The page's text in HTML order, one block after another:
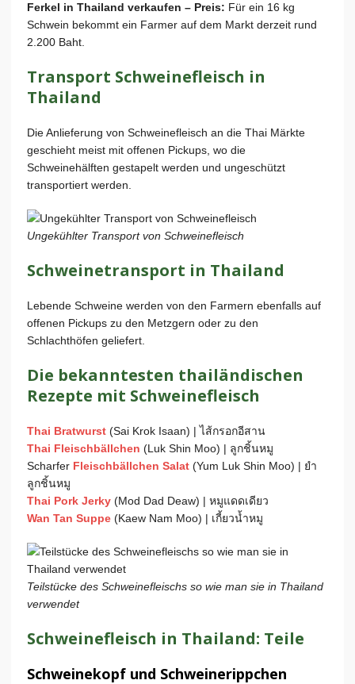
Ferkel in Thailand verkaufen – Preis: Für ein 16 kg
Schwein bekommt ein Farmer auf dem Markt derzeit rund
2.200 Baht.
Transport Schweinefleisch in
Thailand
Die Anlieferung von Schweinefleisch an die Thai Märkte
geschieht meist mit offenen Pickups, wo die
Schweinehälften gestapelt werden und ungeschützt
transportiert werden.
Ungekühlter Transport von Schweinefleisch
Schweinetransport in Thailand
Lebende Schweine werden von den Farmern ebenfalls auf
offenen Pickups zu den Metzgern oder zu den
Schlachthöfen geliefert.
Die bekanntesten thailändischen
Rezepte mit Schweinefleisch
Thai Bratwurst (Sai Krok Isaan) | ไส้กรอกอีสาน
Thai Fleischbällchen (Luk Shin Moo) | ลูกชิ้นหมู
Scharfer Fleischbällchen Salat (Yum Luk Shin Moo) | ยำ
ลูกชิ้นหมู
Thai Pork Jerky (Mod Dad Deaw) | หมูแดดเดียว
Wan Tan Suppe (Kaew Nam Moo) | เกี้ยวน้ำหมู
Teilstücke des Schweinefleischs so wie man sie in Thailand
verwendet
Schweinefleisch in Thailand: Teile
Schweinekopf und Schweinerippchen